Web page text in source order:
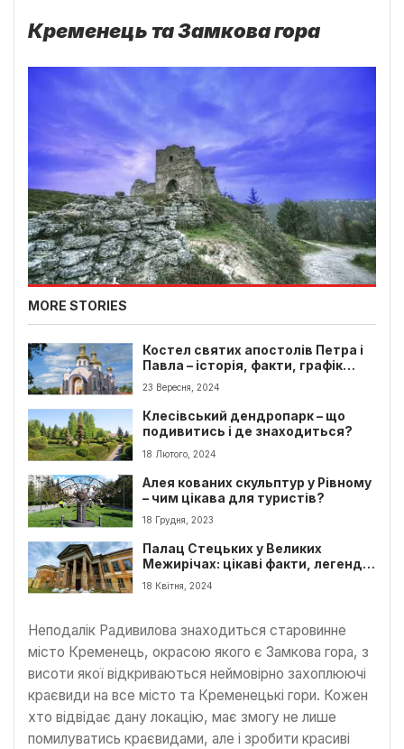
Кременець та Замкова гора
MORE STORIES
Костел святих апостолів Петра і
Павла – історія, факти, графік
роботи
23 Вересня, 2024
Клесівський дендропарк – що
подивитись і де знаходиться?
18 Лютого, 2024
Алея кованих скульптур у Рівному
– чим цікава для туристів?
18 Грудня, 2023
Палац Стецьких у Великих
Межирічах: цікаві факти, легенди
та маршрут
18 Квітня, 2024
Неподалік Радивилова знаходиться старовинне
місто Кременець, окрасою якого є Замкова гора, з
висоти якої відкриваються неймовірно захоплюючі
краєвиди на все місто та Кременецькі гори. Кожен
хто відвідає дану локацію, має змогу не лише
помилуватись краєвидами, але і зробити красиві